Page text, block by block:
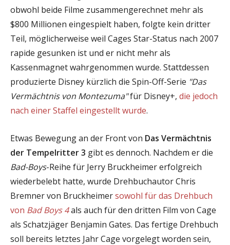
obwohl beide Filme zusammengerechnet mehr als
$800 Millionen eingespielt haben, folgte kein dritter
Teil, möglicherweise weil Cages Star-Status nach 2007
rapide gesunken ist und er nicht mehr als
Kassenmagnet wahrgenommen wurde. Stattdessen
produzierte Disney kürzlich die Spin-Off-Serie "Das
Vermächtnis von Montezuma"für Disney+, die jedoch
nach einer Staffel eingestellt wurde.
Etwas Bewegung an der Front von Das Vermächtnis
der Tempelritter 3 gibt es dennoch. Nachdem er die
Bad-Boys-Reihe für Jerry Bruckheimer erfolgreich
wiederbelebt hatte, wurde Drehbuchautor Chris
Bremner von Bruckheimersowohl für das Drehbuch
von Bad Boys 4als auch für den dritten Film von Cage
als Schatzjäger Benjamin Gates. Das fertige Drehbuch
soll bereits letztes Jahr Cage vorgelegt worden sein,